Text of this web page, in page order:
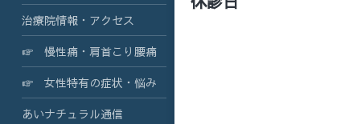
治療院情報・アクセス
☞ 慢性痛・肩首こり腰痛
☞ 女性特有の症状・悩み
あいナチュラル通信